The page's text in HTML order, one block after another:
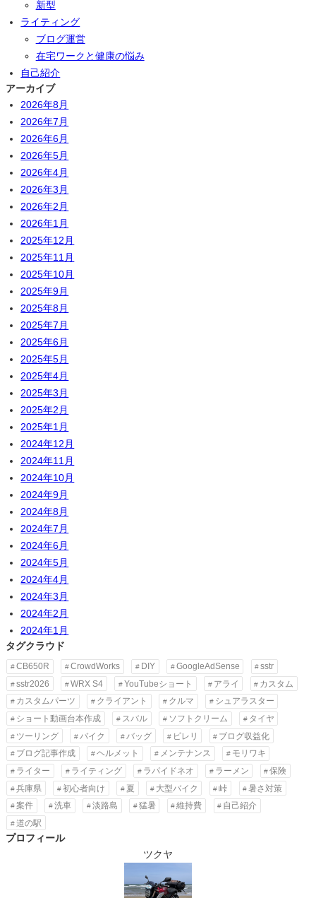
新型
ライティング
ブログ運営
在宅ワークと健康の悩み
自己紹介
アーカイブ
2026年8月
2026年7月
2026年6月
2026年5月
2026年4月
2026年3月
2026年2月
2026年1月
2025年12月
2025年11月
2025年10月
2025年9月
2025年8月
2025年7月
2025年6月
2025年5月
2025年4月
2025年3月
2025年2月
2025年1月
2024年12月
2024年11月
2024年10月
2024年9月
2024年8月
2024年7月
2024年6月
2024年5月
2024年4月
2024年3月
2024年2月
2024年1月
タグクラウド
CB650R CrowdWorks DIY GoogleAdSense
sstr
sstr2026
WRX S4 YouTubeショート アライ
カスタム
カスタムパーツ
クライアント クルマ
シュアラスター
ショート動画台本作成
スバル ソフトクリーム
タイヤ
ツーリング
バイク バッグ ピレリ
ブログ収益化
ブログ記事作成
ヘルメット メンテナンス
モリワキ
ライター
ライティング ラパイドネオ ラーメン
保険
兵庫県
初心者向け 夏 大型バイク 峠
暑さ対策
案件
洗車 淡路島 猛暑 維持費
自己紹介
道の駅
プロフィール
ツクヤ